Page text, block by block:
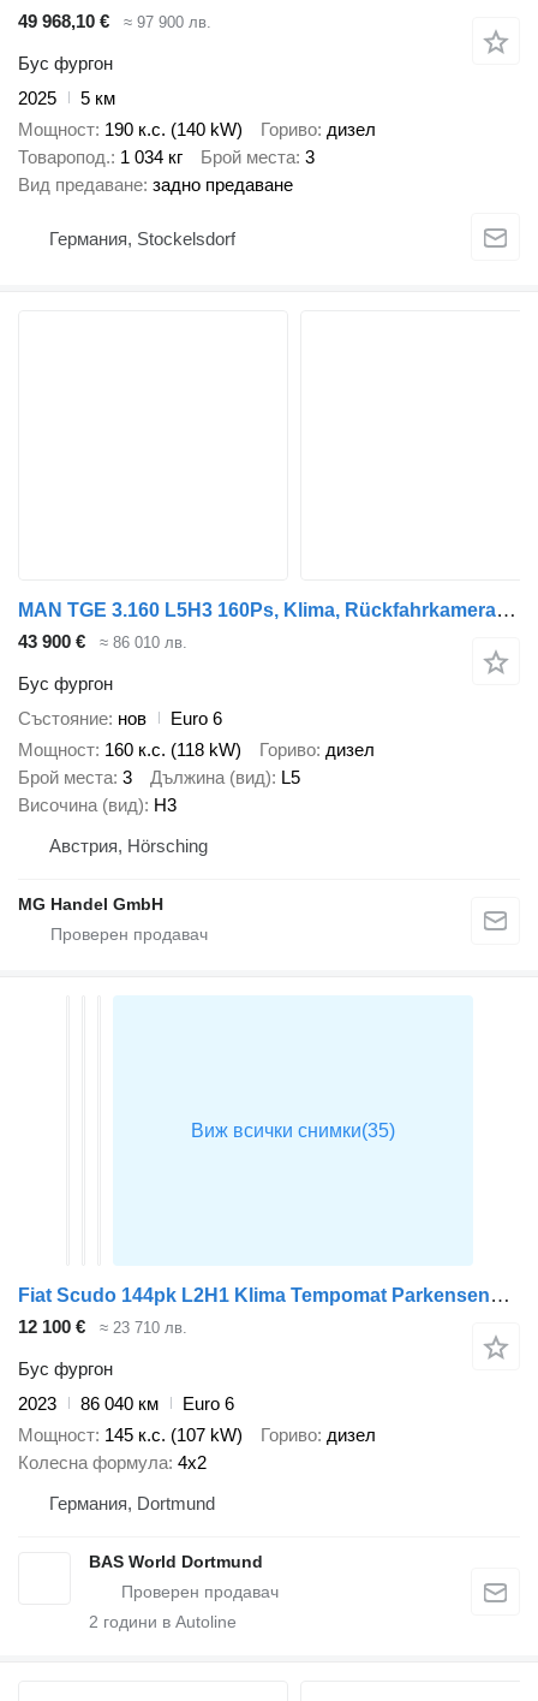
49 968,10 € ≈ 97 900 лв.
Бус фургон
2025
5 км
Мощност 190 к.с. (140 kW) Гориво дизел
Товаропод. 1 034 кг Брой места 3
Вид предаване задно предаване
Германия, Stockelsdorf
MAN TGE 3.160 L5H3 160Ps, Klima, Rückfahrkamera, Automatik
43 900 € ≈ 86 010 лв.
Бус фургон
Състояние нов
Euro 6
Мощност 160 к.с. (118 kW) Гориво дизел
Брой места 3 Дължина (вид) L5
Височина (вид) H3
Австрия, Hörsching
MG Handel GmbH
Fiat Scudo 144pk L2H1 Klima Tempomat Parkensensoren Euro6 L2 A/C Crui
12 100 € ≈ 23 710 лв.
Бус фургон
2023
86 040 км
Euro 6
Мощност 145 к.с. (107 kW) Гориво дизел
Колесна формула 4x2
Германия, Dortmund
BAS World Dortmund
2 години в Autoline